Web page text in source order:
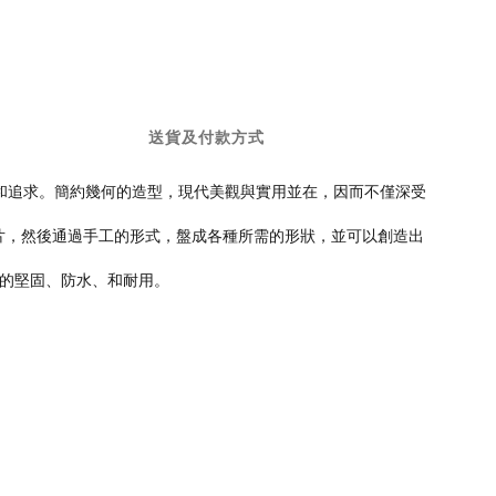
送貨及付款方式
求。簡約幾何的造型，現代美觀與實用並在，因而不僅深受
然後通過手工的形式，盤成各種所需的形狀，並可以創造出
固、防水、和耐用。